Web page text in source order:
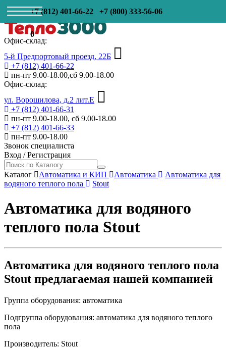
+7 (812) 401-66-22 +7 (800) 333-56-06
0
Офис-склад:
5-й Предпортовый проезд, 22Б
+7 (812) 401-66-22
пн-пт 9.00-18.00,сб 9.00-18.00
Офис-склад:
ул. Ворошилова, д.2 лит.Е
+7 (812) 401-66-31
пн-пт 9.00-18.00, сб 9.00-18.00
+7 (812) 401-66-33
пн-пт 9.00-18.00
Звонок специалиста
Вход /Регистрация
Каталог Автоматика и КИП Автоматика
Автоматика для
водяного теплого пола
Stout
Автоматика для водяного
теплого пола Stout
Автоматика для водяного теплого пола
Stout предлагаемая нашей компанией
Группа оборудования: автоматика
Подгруппа оборудования: автоматика для водяного теплого
пола
Производитель: Stout